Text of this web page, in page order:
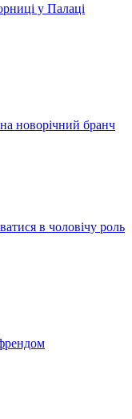
у Палаці
на новорічний бранч
в чоловічу роль